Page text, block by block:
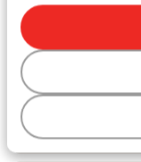
Andere
Kust
Hotel Charisma
Hotel Korumar